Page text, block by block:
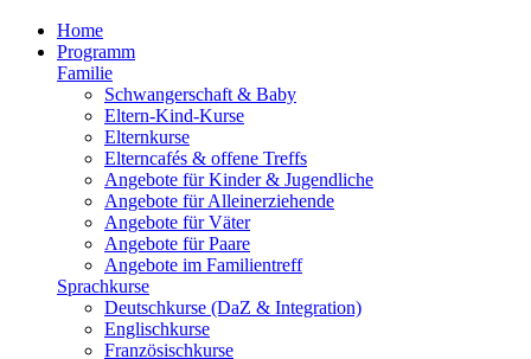
Home
Programm
Familie
Schwangerschaft & Baby
Eltern-Kind-Kurse
Elternkurse
Elterncafés & offene Treffs
Angebote für Kinder & Jugendliche
Angebote für Alleinerziehende
Angebote für Väter
Angebote für Paare
Angebote im Familientreff
Sprachkurse
Deutschkurse (DaZ & Integration)
Englischkurse
Französischkurse